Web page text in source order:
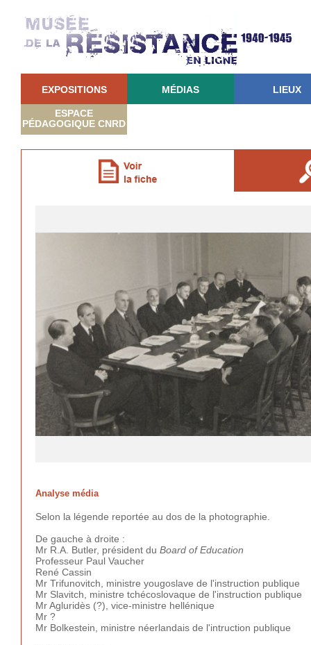
EXPOSITIONS MÉDIAS LIEUX
ESPACE
PÉDAGOGIQUE CNRD
Analyse média
Selon la légende reportée au dos de la photographie.
De gauche à droite :
Mr R.A. Butler, président du Board of Education
Professeur Paul Vaucher
René Cassin
Mr Trifunovitch, ministre yougoslave de l'instruction publique
Mr Slavitch, ministre tchécoslovaque de l'instruction publique
Mr Agluridès (?), vice-ministre hellénique
Mr ?
Mr Bolkestein, ministre néerlandais de l'intruction publique